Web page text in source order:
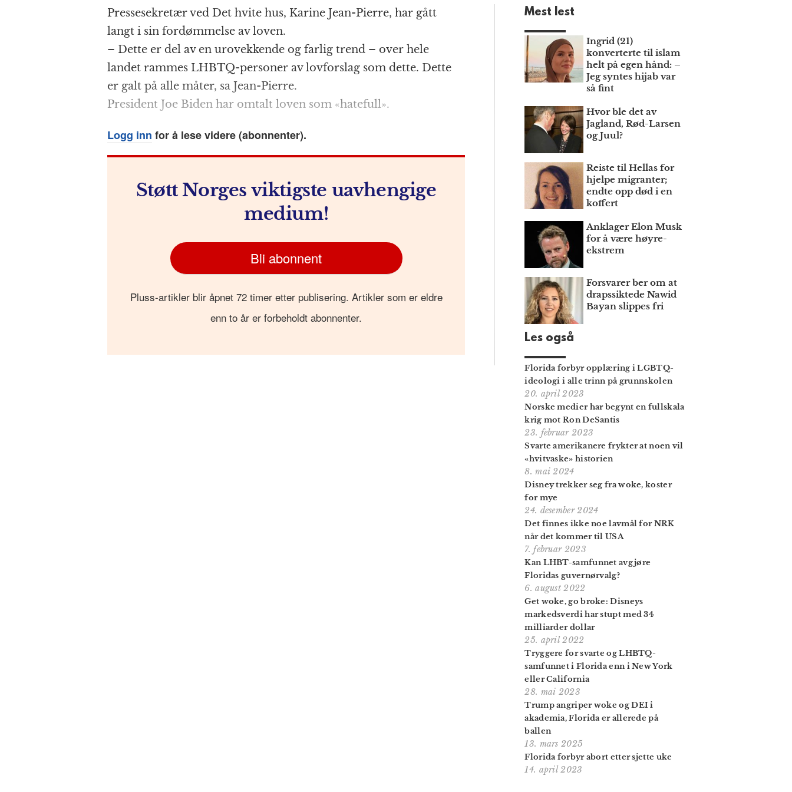
c
e
b
o
o
k
ss
e
n
g
e
r
at
s
A
p
p
a
p
c
h
at
e
g
r
a
m
n
t
ai
Pressesekretær ved Det hvite hus, Karine Jean-Pierre, har gått
langt i sin fordømmelse av loven.
– Dette er del av en urovekkende og farlig trend – over hele
landet rammes LHBTQ-personer av lovforslag som dette. Dette
er galt på alle måter, sa Jean-Pierre.
President Joe Biden har omtalt loven som «hatefull».
Logg inn for å lese videre (abonnenter).
Støtt Norges viktigste uavhengige
medium!
Bli abonnent
Pluss-artikler blir åpnet 72 timer etter publisering. Artikler som er eldre
enn to år er forbeholdt abonnenter.
Mest lest
Ingrid (21)
konverterte til islam
helt på egen hånd: –
Jeg syntes hijab var
så fint
Hvor ble det av
Jagland, Rød-Larsen
og Juul?
Reiste til Hellas for
hjelpe migranter;
endte opp død i en
koffert
Anklager Elon Musk
for å være høyre­
ekstrem
Forsvarer ber om at
draps­siktede Nawid
Bayan slippes fri
Les også
Florida forbyr opplæring i LGBTQ-
ideologi i alle trinn på grunnskolen
20. april 2023
Norske medier har begynt en fullskala
krig mot Ron DeSantis
23. februar 2023
Svarte amerikanere frykter at noen vil
«hvitvaske» historien
8. mai 2024
Disney trekker seg fra woke, koster
for mye
24. desember 2024
Det finnes ikke noe lavmål for NRK
når det kommer til USA
7. februar 2023
Kan LHBT-samfunnet avgjøre
Floridas guvernørvalg?
6. august 2022
Get woke, go broke: Disneys
markedsverdi har stupt med 34
milliarder dollar
25. april 2022
Tryggere for svarte og LHBTQ-
samfunnet i Florida enn i New York
eller California
28. mai 2023
Trump angriper woke og DEI i
akademia, Florida er allerede på
ballen
13. mars 2025
Florida forbyr abort etter sjette uke
14. april 2023